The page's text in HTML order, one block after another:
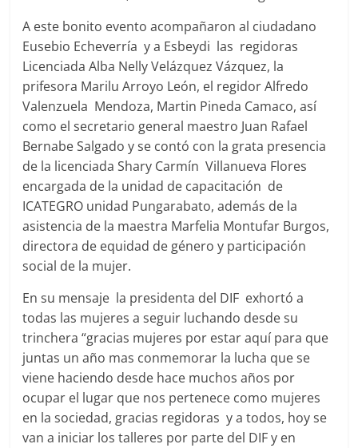
A este bonito evento acompañaron al ciudadano
Eusebio Echeverría y a Esbeydi las regidoras
Licenciada Alba Nelly Velázquez Vázquez, la
prifesora Marilu Arroyo León, el regidor Alfredo
Valenzuela Mendoza, Martin Pineda Camaco, así
como el secretario general maestro Juan Rafael
Bernabe Salgado y se contó con la grata presencia
de la licenciada Shary Carmín Villanueva Flores
encargada de la unidad de capacitación de
ICATEGRO unidad Pungarabato, además de la
asistencia de la maestra Marfelia Montufar Burgos,
directora de equidad de género y participación
social de la mujer.
En su mensaje la presidenta del DIF exhortó a
todas las mujeres a seguir luchando desde su
trinchera “gracias mujeres por estar aquí para que
juntas un año mas conmemorar la lucha que se
viene haciendo desde hace muchos años por
ocupar el lugar que nos pertenece como mujeres
en la sociedad, gracias regidoras y a todos, hoy se
van a iniciar los talleres por parte del DIF y en